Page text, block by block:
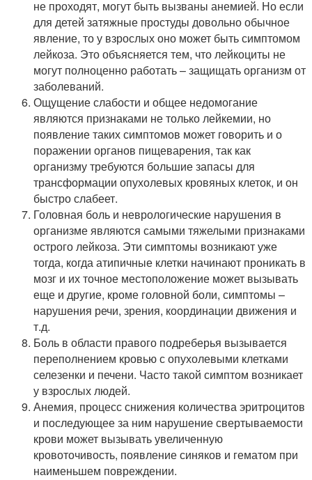
не проходят, могут быть вызваны анемией. Но если
для детей затяжные простуды довольно обычное
явление, то у взрослых оно может быть симптомом
лейкоза. Это объясняется тем, что лейкоциты не
могут полноценно работать – защищать организм от
заболеваний.
Ощущение слабости и общее недомогание
являются признаками не только лейкемии, но
появление таких симптомов может говорить и о
поражении органов пищеварения, так как
организму требуются большие запасы для
трансформации опухолевых кровяных клеток, и он
быстро слабеет.
Головная боль и неврологические нарушения в
организме являются самыми тяжелыми признаками
острого лейкоза. Эти симптомы возникают уже
тогда, когда атипичные клетки начинают проникать в
мозг и их точное местоположение может вызывать
еще и другие, кроме головной боли, симптомы –
нарушения речи, зрения, координации движения и
т.д.
Боль в области правого подреберья вызывается
переполнением кровью с опухолевыми клетками
селезенки и печени. Часто такой симптом возникает
у взрослых людей.
Анемия, процесс снижения количества эритроцитов
и последующее за ним нарушение свертываемости
крови может вызывать увеличенную
кровоточивость, появление синяков и гематом при
наименьшем повреждении.